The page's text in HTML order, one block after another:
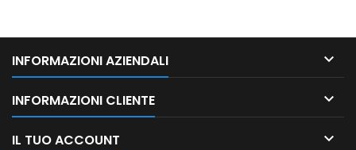
INFORMAZIONI AZIENDALI 
INFORMAZIONI CLIENTE 
IL TUO ACCOUNT 